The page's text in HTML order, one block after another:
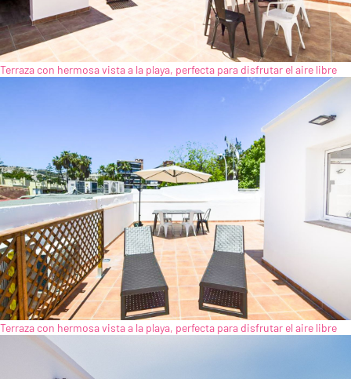
Terraza con hermosa vista a la playa, perfecta para disfrutar el aire libre
Terraza con hermosa vista a la playa, perfecta para disfrutar el aire libre